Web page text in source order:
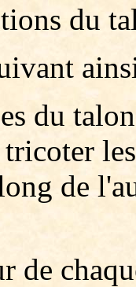
du
du
de
de